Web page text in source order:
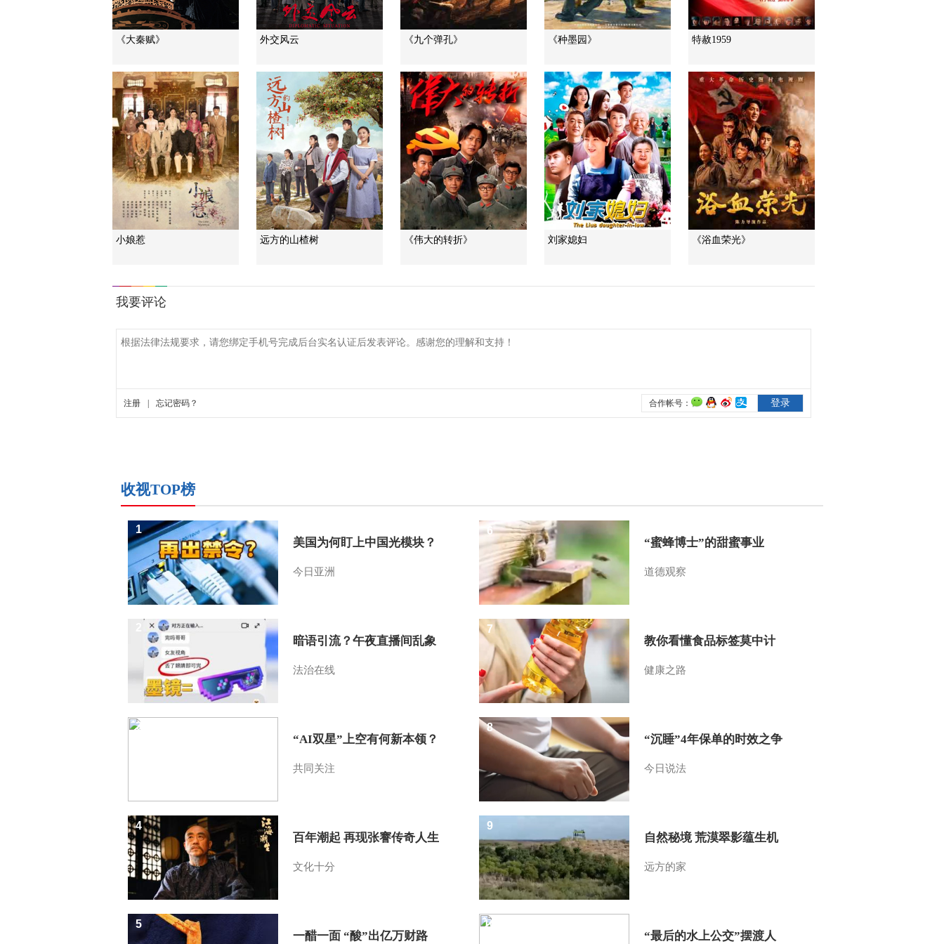
《大秦赋》 外交风云 《九个弹孔》 《种墨园》 特赦1959
小娘惹 远方的山楂树 《伟大的转折》 刘家媳妇 《浴血荣光》
收视TOP榜
美国为何盯上中国光模块？
今日亚洲
1
暗语引流？午夜直播间乱象
法治在线
“AI双星”上空有何新本领？
共同关注
3
百年潮起 再现张謇传奇人生
文化十分
4
一醋一面 “酸”出亿万财路
5
“蜜蜂博士”的甜蜜事业
道德观察
6
教你看懂食品标签莫中计
健康之路
7
“沉睡”4年保单的时效之争
今日说法
8
自然秘境 荒漠翠影蕴生机
远方的家
9
“最后的水上公交”摆渡人
10